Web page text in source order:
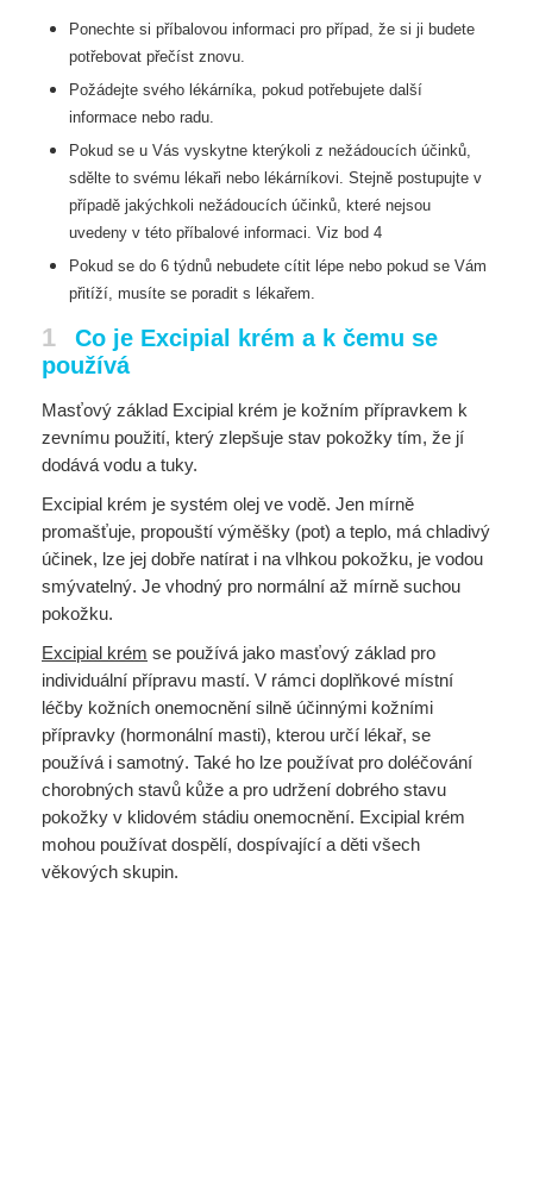
Ponechte si příbalovou informaci pro případ, že si ji budete
potřebovat přečíst znovu.
Požádejte svého lékárníka, pokud potřebujete další
informace nebo radu.
Pokud se u Vás vyskytne kterýkoli z nežádoucích účinků,
sdělte to svému lékaři nebo lékárníkovi. Stejně postupujte v
případě jakýchkoli nežádoucích účinků, které nejsou
uvedeny v této příbalové informaci. Viz bod 4
Pokud se do 6 týdnů nebudete cítit lépe nebo pokud se Vám
přitíží, musíte se poradit s lékařem.
1
Co je Excipial krém a k čemu se
používá
Masťový základ Excipial krém je kožním přípravkem k
zevnímu použití, který zlepšuje stav pokožky tím, že jí
dodává vodu a tuky.
Excipial krém je systém olej ve vodě. Jen mírně
promašťuje, propouští výměšky (pot) a teplo, má chladivý
účinek, lze jej dobře natírat i na vlhkou pokožku, je vodou
smývatelný. Je vhodný pro normální až mírně suchou
pokožku.
Excipial krém se používá jako masťový základ pro
individuální přípravu mastí. V rámci doplňkové místní
léčby kožních onemocnění silně účinnými kožními
přípravky (hormonální masti), kterou určí lékař, se
používá i samotný. Také ho lze používat pro doléčování
chorobných stavů kůže a pro udržení dobrého stavu
pokožky v klidovém stádiu onemocnění. Excipial krém
mohou používat dospělí, dospívající a děti všech
věkových skupin.